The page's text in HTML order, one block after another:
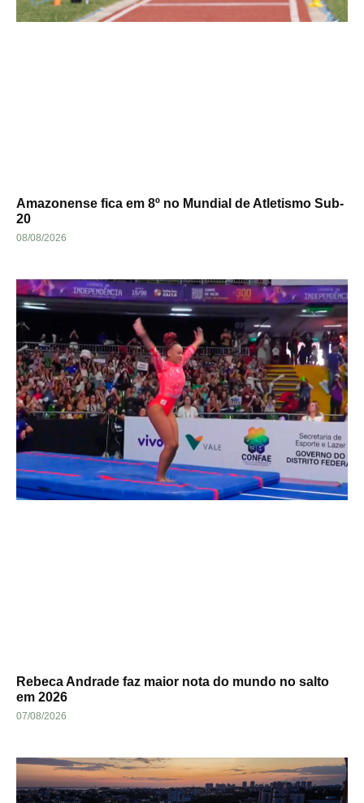
Amazonense fica em 8º no Mundial de Atletismo Sub-
20
08/08/2026
Rebeca Andrade faz maior nota do mundo no salto
em 2026
07/08/2026